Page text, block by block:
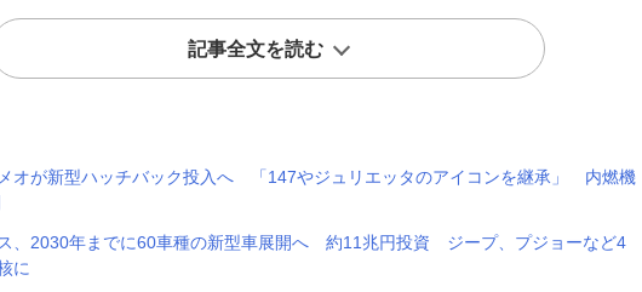
記事全文を読む
オが新型ハッチバック投入へ 「147やジュリエッタのアイコンを継承」 内燃機
、2030年までに60車種の新型車展開へ 約11兆円投資 ジープ、プジョーなど4
に